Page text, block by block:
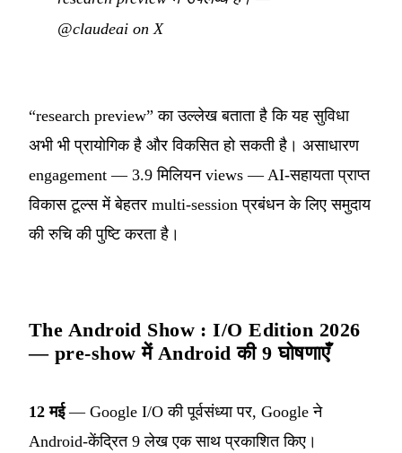
@claudeai on X
“research preview” का उल्लेख बताता है कि यह सुविधा
अभी भी प्रायोगिक है और विकसित हो सकती है। असाधारण
engagement — 3.9 मिलियन views — AI-सहायता प्राप्त
विकास टूल्स में बेहतर multi-session प्रबंधन के लिए समुदाय
की रुचि की पुष्टि करता है।
The Android Show : I/O Edition 2026
— pre-show में Android की 9 घोषणाएँ
12 मई— Google I/O की पूर्वसंध्या पर, Google ने
Android-केंद्रित 9 लेख एक साथ प्रकाशित किए।